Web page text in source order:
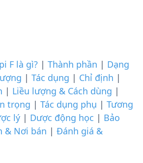
F là gì? | Thành phần | Dạng
| Tác dụng | Chỉ định |
| Liều lượng & Cách dùng |
trọng | Tác dụng phụ | Tương
lý | Dược động học | Bảo
& Nơi bán | Đánh giá &